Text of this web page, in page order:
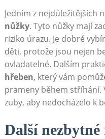
Jedním z nejdůležitějších
nůžky. Tyto nůžky mají
riziko úrazu. Je dobré
děti, protože jsou nejen
ovladatelné. Dalším
hřeben, který vám
prameny během stříhání.
zuby, aby nedocházelo k
Další nezbytné